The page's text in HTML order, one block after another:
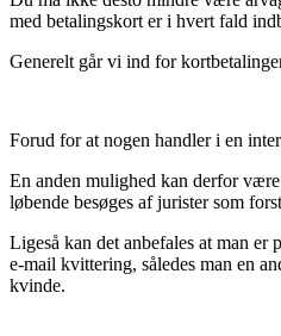
med betalingskort er i hvert fald
Generelt går vi ind for
Forud for at nogen handler i en
En anden mulighed kan derfor
løbende besøges af jurister som
Ligeså kan det anbefales at man
e-mail kvittering, således man en
kvinde.